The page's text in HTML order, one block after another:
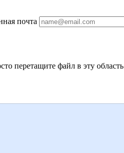
почта
перетащите файл в эту область